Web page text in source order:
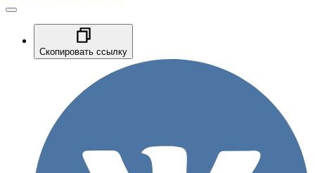
Скопировать ссылку